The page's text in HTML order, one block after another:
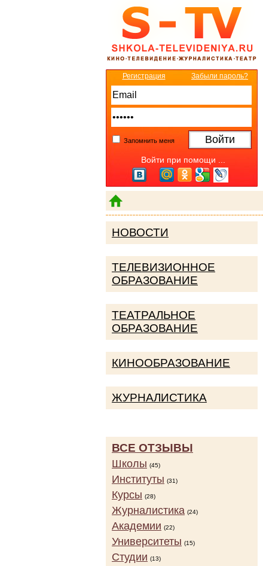
Регистрация Забыли пароль?
Запомнить меня
Войти при помощи ...
НОВОСТИ
ТЕЛЕВИЗИОННОЕ
ОБРАЗОВАНИЕ
ТЕАТРАЛЬНОЕ
ОБРАЗОВАНИЕ
КИНООБРАЗОВАНИЕ
ЖУРНАЛИСТИКА
ВСЕ ОТЗЫВЫ
Школы (45)
Институты (31)
Курсы (28)
Журналистика (24)
Академии (22)
Университеты (15)
Студии (13)